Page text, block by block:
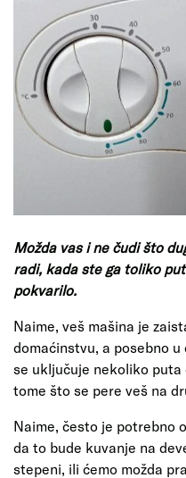
Možda vas i ne čudi što
radi, kada ste ga toliko
pokvarilo.
Naime, veš mašina je
domaćinstvu, a posebno
se uključuje nekoliko puta
tome što se pere veš na
Naime, često je potrebno
da to bude kuvanje na
stepeni, ili ćemo možda